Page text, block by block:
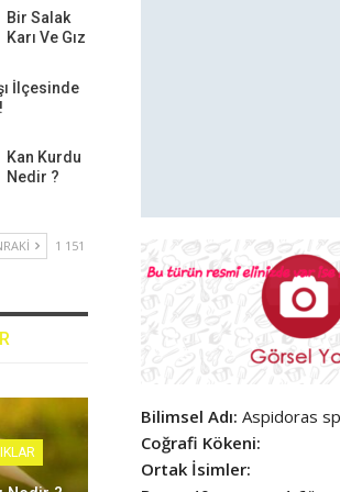
Bilimsel Adı: Aspidoras
Coğrafi Kökeni:
Ortak İsimler:
Bir Salak
Karı Ve Gız
İlçesinde
Kan Kurdu
Nedir ?
1 151